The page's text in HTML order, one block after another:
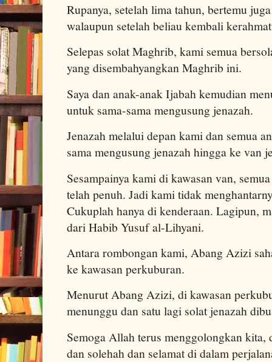
Rupanya, setelah lima tahun, bertemu
walaupun setelah beliau kembali
Selepas solat Maghrib, kami semua
yang disembahyangkan Maghrib ini.
Saya dan anak-anak Ijabah kemudian
untuk sama-sama mengusung jenazah.
Jenazah melalui depan kami dan semua
sama mengusung jenazah hingga ke van
Sesampainya kami di kawasan van,
telah penuh. Jadi kami tidak
Cukuplah hanya di kenderaan. Lagipun,
dari Habib Yusuf al-Lihyani.
Antara rombongan kami, Abang Azizi
ke kawasan perkuburan.
Menurut Abang Azizi, di kawasan
menunggu dan satu lagi solat jenazah
Semoga Allah terus menggolongkan kita,
dan solehah dan selamat di dalam